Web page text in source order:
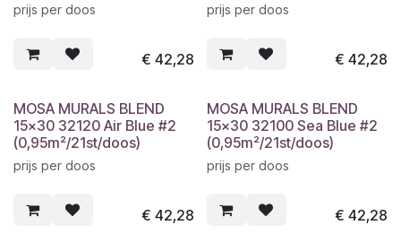
prijs per doos
€ 42,28
prijs per doos
€ 42,28
MOSA MURALS BLEND
15x30 32120 Air Blue #2
(0,95m²/21st/doos)
prijs per doos
€ 42,28
MOSA MURALS BLEND
15x30 32100 Sea Blue #2
(0,95m²/21st/doos)
prijs per doos
€ 42,28